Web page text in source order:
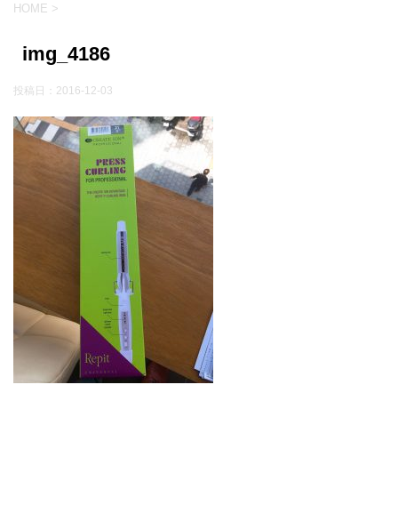
HOME >
img_4186
投稿日： 2016-12-03